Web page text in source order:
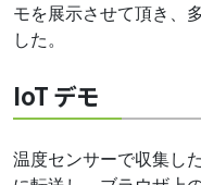
モを展示させて頂き、
した。
IoT デモ
温度センサーで収集し